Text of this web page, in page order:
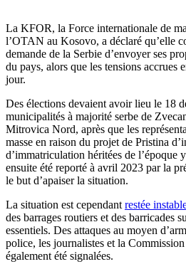
La KFOR, la Force internationale de
l’OTAN au Kosovo, a déclaré qu’elle
demande de la Serbie d’envoyer ses
du pays, alors que les tensions accrues
jour.
Des élections devaient avoir lieu le 18
municipalités à majorité serbe de
Mitrovica Nord, après que les
masse en raison du projet de Pristina
d’immatriculation héritées de l’époque
ensuite été reporté à avril 2023 par la
le but d’apaiser la situation.
La situation est cependant restée
des barrages routiers et des barricades
essentiels. Des attaques au moyen
police, les journalistes et la
également été signalées.